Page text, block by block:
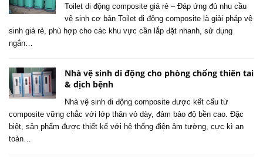
Toilet di động composite giá rẻ – Đáp ứng đủ nhu cầu
vệ sinh cơ bản Toilet di động composite là giải pháp vệ
sinh giá rẻ, phù hợp cho các khu vực cần lắp đặt nhanh, sử dụng
ngắn…
Nhà vệ sinh di động cho phòng chống thiên tai
& dịch bệnh
Nhà vệ sinh di động composite được kết cấu từ
composite vững chắc với lớp thân vỏ dày, đảm bảo độ bền cao. Đặc
biệt, sản phẩm được thiết kế với hệ thống điện âm tường, cực kì an
toàn…